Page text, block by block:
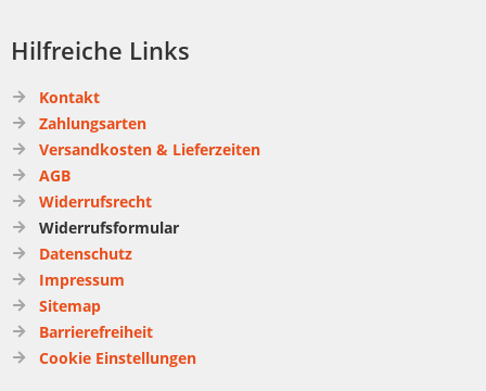
Hilfreiche Links
Kontakt
Zahlungsarten
Versandkosten & Lieferzeiten
AGB
Widerrufsrecht
Widerrufsformular
Datenschutz
Impressum
Sitemap
Barrierefreiheit
Cookie Einstellungen